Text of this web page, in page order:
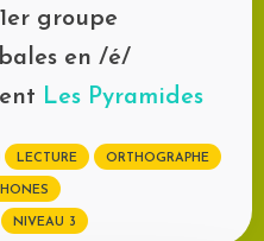
groupe
en /é/
Les Pyramides
LECTURE ORTHOGRAPHE
NIVEAU 3